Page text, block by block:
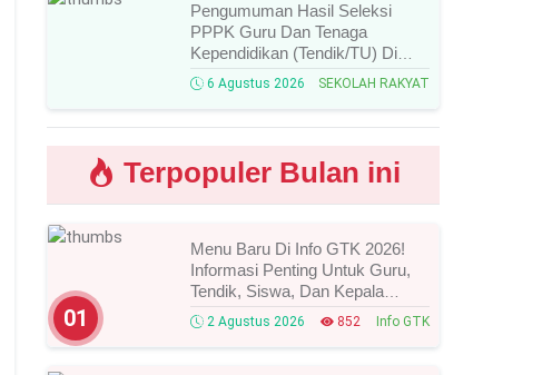
Pengumuman Hasil Seleksi
PPPK Guru Dan Tenaga
Kependidikan (Tendik/TU) Di
Sekolah Rakyat Tahun 2026
Lingkungan Kementerian Sosial
RI, Ini Daftar Nama Peserta
6 Agustus 2026 SEKOLAH RAKYAT
Terpopuler Bulan ini
01
Menu Baru Di Info GTK 2026!
Informasi Penting Untuk Guru,
Tendik, Siswa, Dan Kepala
Sekolah, Segera Cek Ini Batas
Waktunya!
2 Agustus 2026 852 Info GTK